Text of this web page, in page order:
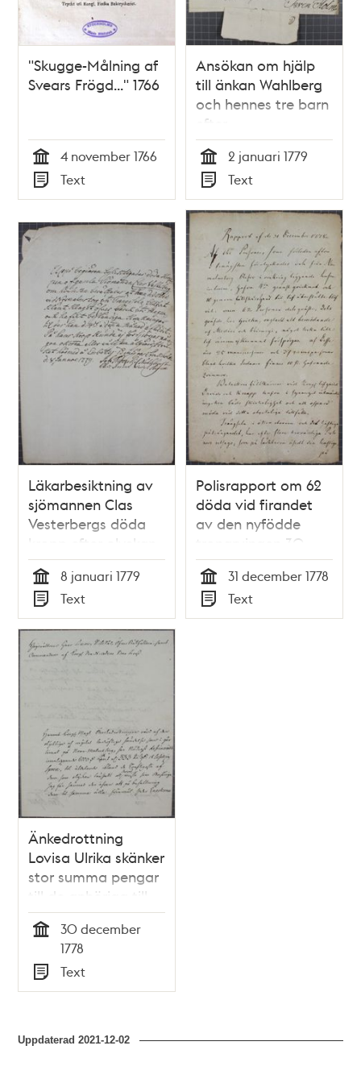
"Skugge-Målning af
Svears Frögd..." 1766
Tid
4 november 1766
Typ
Text
Ansökan om hjälp
till änkan Wahlberg
och hennes tre barn
efter
Norrmalmstorgsolyckan
1778
Tid
2 januari 1779
Typ
Text
Läkarbesiktning av
sjömannen Clas
Vesterbergs döda
kropp efter olyckan
vid Norrmalmstorg
30 december 1778
Tid
8 januari 1779
Typ
Text
Polisrapport om 62
döda vid firandet
av den nyfödde
tronarvingen 30
december 1778
Tid
31 december 1778
Typ
Text
Änkedrottning
Lovisa Ulrika skänker
stor summa pengar
till de anhöriga till
offren vid
Norrmalmstorgsolyckan
den 30 december
1778
30 december
1778
Typ
Text
Uppdaterad2021-12-02